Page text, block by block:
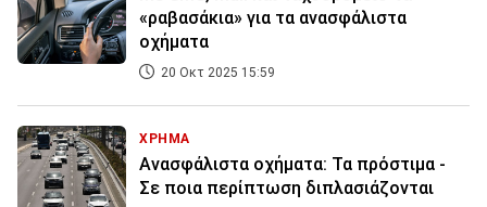
«ραβασάκια» για τα ανασφάλιστα
οχήματα
20 Οκτ 2025 15:59
ΧΡΗΜΑ
Aνασφάλιστα οχήματα: Τα πρόστιμα -
Σε ποια περίπτωση διπλασιάζονται